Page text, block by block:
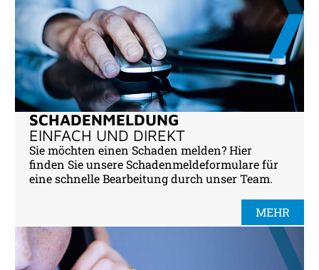
SCHADENMELDUNG
EINFACH UND DIREKT
Sie möchten einen Schaden melden? Hier
finden Sie unsere Schadenmeldeformulare für
eine schnelle Bearbeitung durch unser Team.
MEHR